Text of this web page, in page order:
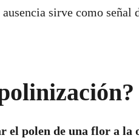
sirve como señal
el polen de una flor a la